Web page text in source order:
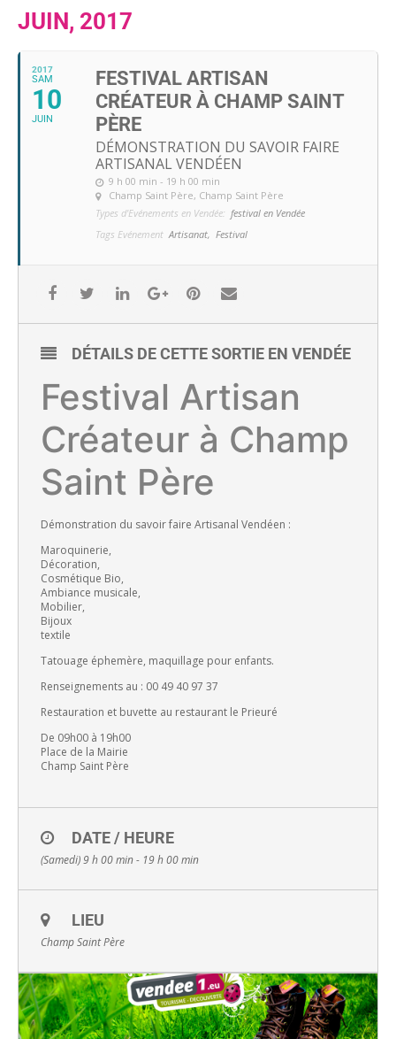
JUIN, 2017
2017
SAM
10
JUIN
FESTIVAL ARTISAN
CRÉATEUR À CHAMP SAINT
PÈRE
DÉMONSTRATION DU SAVOIR FAIRE
ARTISANAL VENDÉEN
9 h 00 min - 19 h 00 min
Champ Saint Père, Champ Saint Père
Types d'Evénements en Vendée: festival en Vendée
Tags Evénement Artisanat, Festival
DÉTAILS DE CETTE SORTIE EN VENDÉE
Festival Artisan
Créateur à Champ
Saint Père
Démonstration du savoir faire Artisanal Vendéen :
Maroquinerie,
Décoration,
Cosmétique Bio,
Ambiance musicale,
Mobilier,
Bijoux
textile
Tatouage éphemère, maquillage pour enfants.
Renseignements au : 00 49 40 97 37
Restauration et buvette au restaurant le Prieuré
De 09h00 à 19h00
Place de la Mairie
Champ Saint Père
DATE / HEURE
(Samedi) 9 h 00 min - 19 h 00 min
LIEU
Champ Saint Père